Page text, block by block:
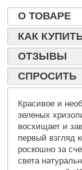
О ТОВАРЕ
КАК
ОТЗЫВЫ
СПРОСИТЬ
Красивое и
зеленых
восхищает и
первый взгляд
роскошно за
света